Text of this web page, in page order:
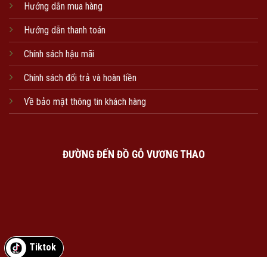
Hướng dẫn mua hàng
Hướng dẫn thanh toán
Chính sách hậu mãi
Chính sách đổi trả và hoàn tiền
Về bảo mật thông tin khách hàng
ĐƯỜNG ĐẾN ĐỒ GỖ VƯƠNG THAO
Tiktok